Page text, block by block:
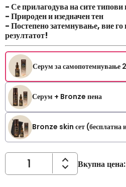
- Се прилагодува на сите
- Природен и изедначен тен
- Постепено затемнување, вие
резултатот!
Серум за самопотемнување
Серум + Bronze пена
Bronze skin сет (бесплатна
Вкупна цена: